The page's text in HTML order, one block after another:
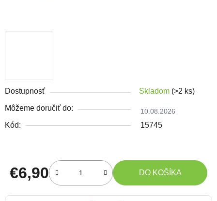
Dostupnosť Skladom (>2 ks)
Môžeme doručiť do: 10.08.2026
Kód: 15745
€6,90
Jednotková cena:
DO KOŠÍKA